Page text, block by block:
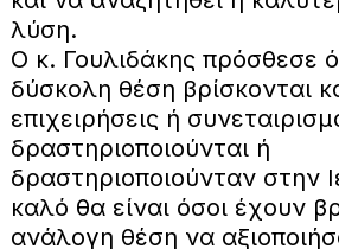
λύση.
Ο κ. Γουλιδάκης πρόσθεσε
δύσκολη θέση βρίσκονται
επιχειρήσεις ή
δραστηριοποιούνται ή
δραστηριοποιούνταν στην
καλό θα είναι όσοι έχουν
ανάλογη θέση να